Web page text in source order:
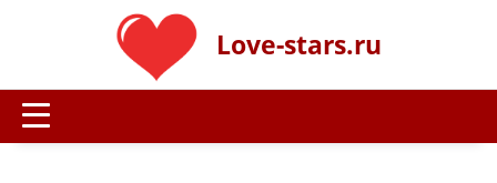
Love-stars.ru